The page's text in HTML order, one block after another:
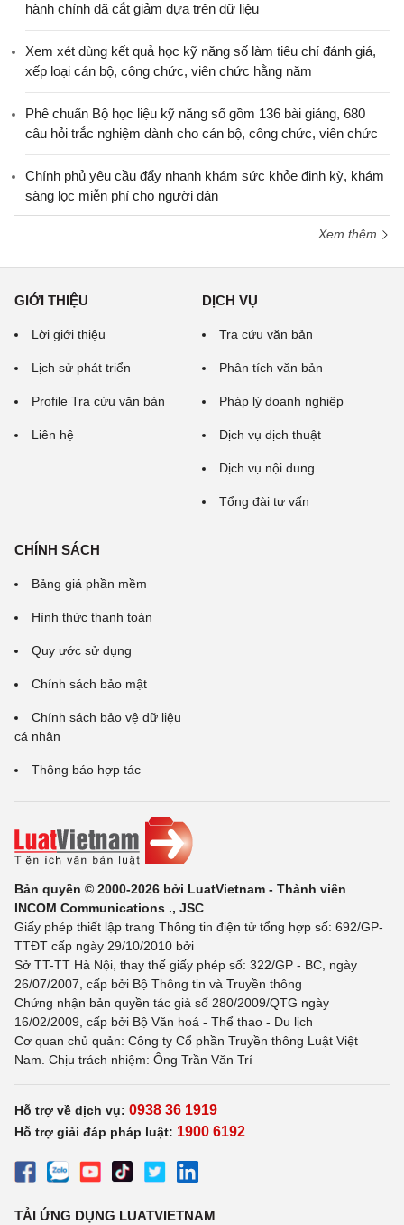
hành chính đã cắt giảm dựa trên dữ liệu
Xem xét dùng kết quả học kỹ năng số làm tiêu chí đánh giá,
xếp loại cán bộ, công chức, viên chức hằng năm
Phê chuẩn Bộ học liệu kỹ năng số gồm 136 bài giảng, 680
câu hỏi trắc nghiệm dành cho cán bộ, công chức, viên chức
Chính phủ yêu cầu đẩy nhanh khám sức khỏe định kỳ, khám
sàng lọc miễn phí cho người dân
Xem thêm
GIỚI THIỆU
Lời giới thiệu
Lịch sử phát triển
Profile Tra cứu văn bản
Liên hệ
DỊCH VỤ
Tra cứu văn bản
Phân tích văn bản
Pháp lý doanh nghiệp
Dịch vụ dịch thuật
Dịch vụ nội dung
Tổng đài tư vấn
CHÍNH SÁCH
Bảng giá phần mềm
Hình thức thanh toán
Quy ước sử dụng
Chính sách bảo mật
Chính sách bảo vệ dữ liệu
cá nhân
Thông báo hợp tác
Bản quyền © 2000-2026 bởi LuatVietnam - Thành viên
INCOM Communications ., JSC
Giấy phép thiết lập trang Thông tin điện tử tổng hợp số: 692/GP-
TTĐT cấp ngày 29/10/2010 bởi
Sở TT-TT Hà Nội, thay thế giấy phép số: 322/GP - BC, ngày
26/07/2007, cấp bởi Bộ Thông tin và Truyền thông
Chứng nhận bản quyền tác giả số 280/2009/QTG ngày
16/02/2009, cấp bởi Bộ Văn hoá - Thể thao - Du lịch
Cơ quan chủ quản: Công ty Cổ phần Truyền thông Luật Việt
Nam. Chịu trách nhiệm: Ông Trần Văn Trí
Hỗ trợ về dịch vụ: 0938 36 1919
Hỗ trợ giải đáp pháp luật: 1900 6192
TẢI ỨNG DỤNG LUATVIETNAM